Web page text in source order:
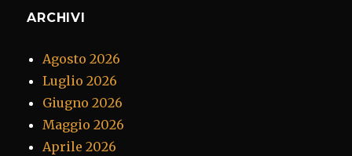
ARCHIVI
Agosto 2026
Luglio 2026
Giugno 2026
Maggio 2026
Aprile 2026